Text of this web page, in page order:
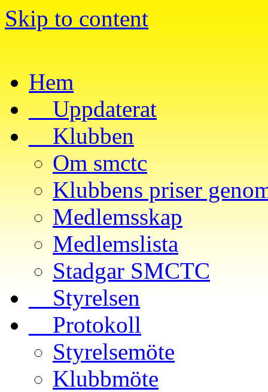
Skip to content
Hem
__Uppdaterat
__Klubben
Om smctc
Klubbens priser
Medlemsskap
Medlemslista
Stadgar SMCTC
__Styrelsen
__Protokoll
Styrelsemöte
Klubbmöte